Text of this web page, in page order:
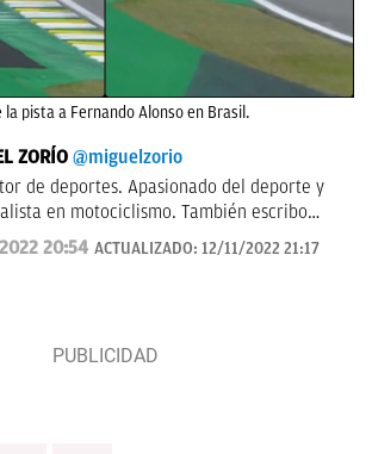
la pista a Fernando Alonso en Brasil.
ZORÍO @miguelzorio
de deportes. Apasionado del deporte y
en motociclismo. También escribo
y NFL.
20:54 ACTUALIZADO: 12/11/2022 21:17